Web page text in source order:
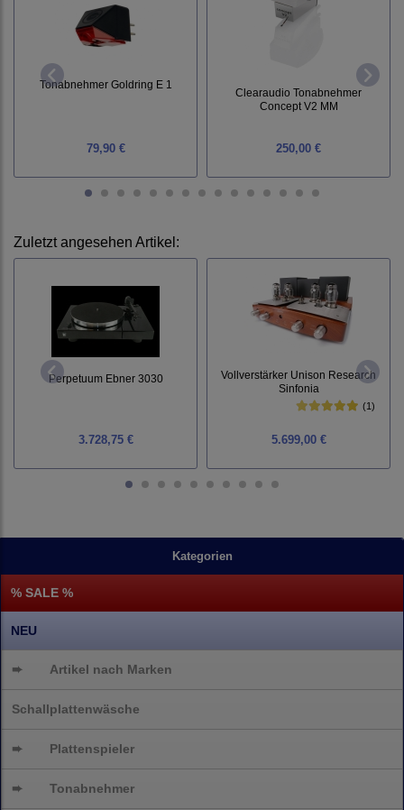
Kategorien
% SALE %
NEU
➨ Artikel nach Marken
Schallplattenwäsche
➨ Plattenspieler
➨ Tonabnehmer
Tonabnehmer Goldring E 1
79,90 €
Clearaudio Tonabnehmer
Concept V2 MM
250,00 €
Zuletzt angesehen Artikel:
Perpetuum Ebner 3030
3.728,75 €
Vollverstärker Unison Research
Sinfonia
(1)
5.699,00 €